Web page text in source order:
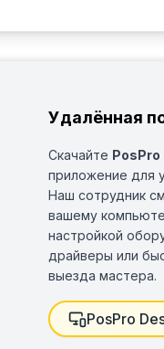
Удалённая
Скачайте PosPro
приложение для
Наш сотрудник
вашему
настройкой
драйверы или
выезда мастера.
PosPro